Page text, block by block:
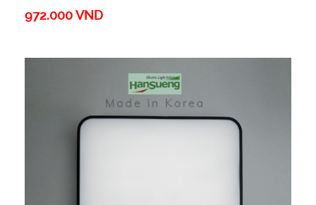
972.000 VND